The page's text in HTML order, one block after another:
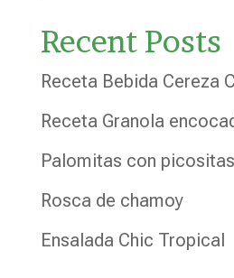
Recent Posts
Receta Bebida Cereza
Receta Granola
Palomitas con picositas
Rosca de chamoy
Ensalada Chic Tropical